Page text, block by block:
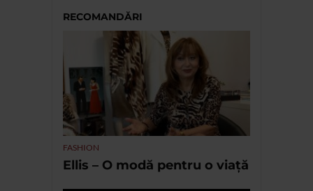
RECOMANDĂRI
FASHION
Ellis – O modă pentru o viață